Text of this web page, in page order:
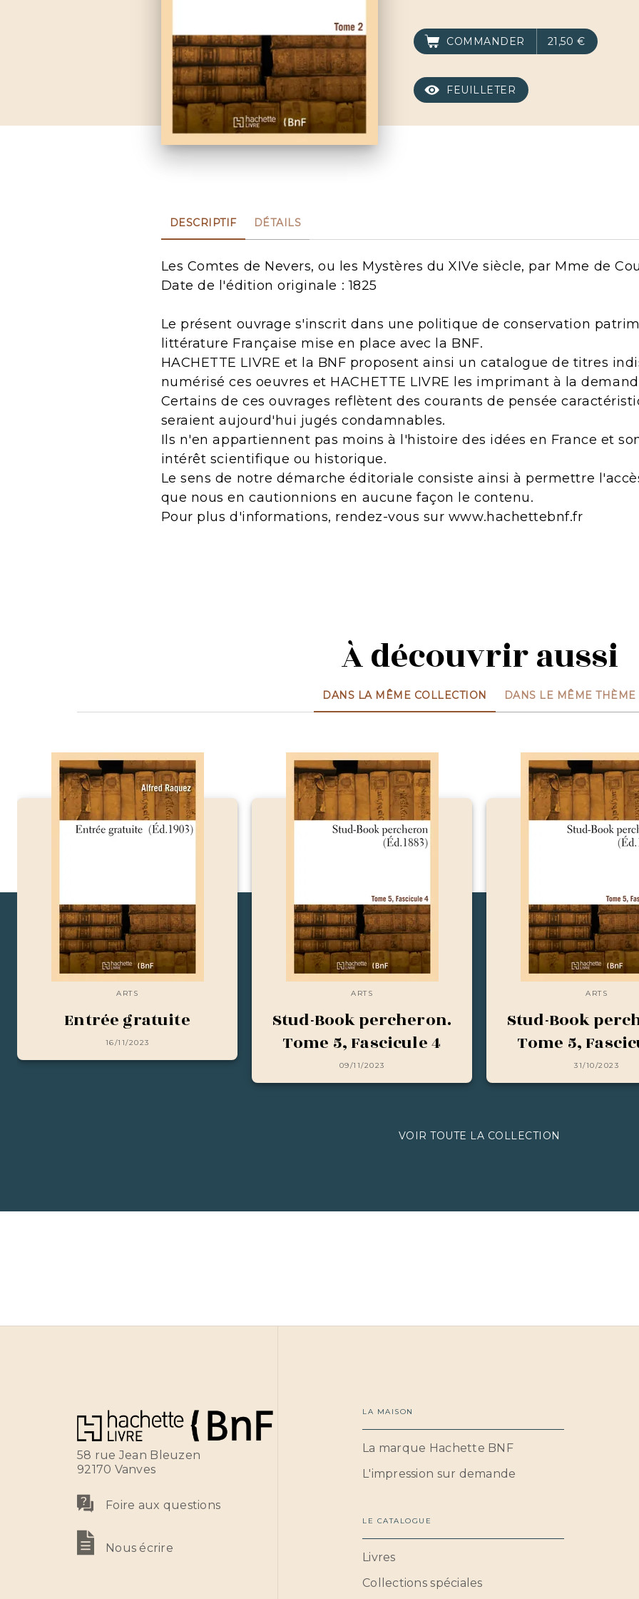
COMMANDER 21,50 €
FEUILLETER
DESCRIPTIF DÉTAILS
Les Comtes de Nevers, ou les Mystères du XIVe siècle, par Mme de
Date de l'édition originale : 1825
Le présent ouvrage s'inscrit dans une politique de conservation
littérature Française mise en place avec la BNF.
HACHETTE LIVRE et la BNF proposent ainsi un catalogue de titres
numérisé ces oeuvres et HACHETTE LIVRE les imprimant à la
Certains de ces ouvrages reflètent des courants de pensée
seraient aujourd'hui jugés condamnables.
Ils n'en appartiennent pas moins à l'histoire des idées en France et
intérêt scientifique ou historique.
Le sens de notre démarche éditoriale consiste ainsi à permettre
que nous en cautionnions en aucune façon le contenu.
Pour plus d'informations, rendez-vous sur www.hachettebnf.fr
À découvrir aussi
DANS LA MÊME COLLECTION DANS LE MÊME THÈME
ARTS
Entrée gratuite
16/11/2023
ARTS
Stud-Book percheron.
Tome 5, Fascicule 4
09/11/2023
ARTS
Stud-Book
Tome 5,
31/10/2023
VOIR TOUTE LA COLLECTION
58 rue Jean Bleuzen
92170 Vanves
Foire aux questions
Nous écrire
LA MAISON
La marque Hachette BNF
L'impression sur demande
LE CATALOGUE
Livres
Collections spéciales